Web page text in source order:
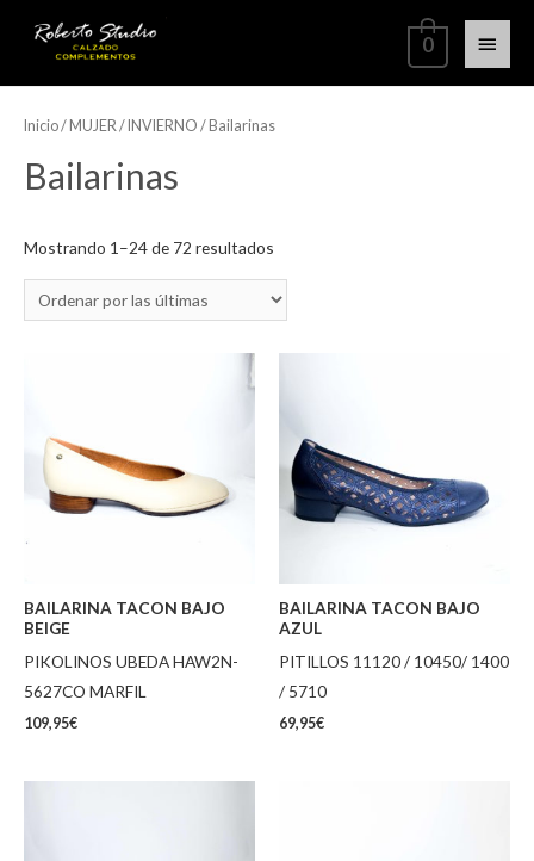
0
Inicio/MUJER /INVIERNO / Bailarinas
Bailarinas
Mostrando 1–24 de 72 resultados
BAILARINA TACON BAJO
BEIGE
PIKOLINOS UBEDA HAW2N-
5627CO MARFIL
109,95€
BAILARINA TACON BAJO
AZUL
PITILLOS 11120 / 10450/ 1400
/ 5710
69,95€